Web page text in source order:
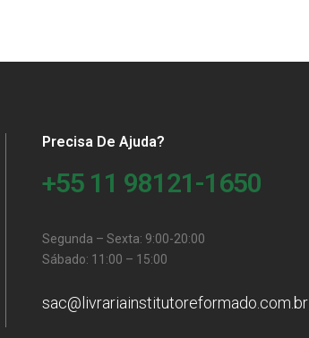
Precisa De Ajuda?
+55 11 98121-1650
Segunda – Sexta: 9:00-20:00
Sábado: 11:00 – 15:00
sac@livrariainstitutoreformado.com.br